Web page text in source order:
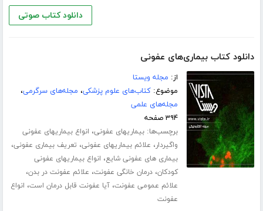
دانلود کتاب صوتی
دانلود کتاب بیماری‌های عفونی
از: مجله ویستا
موضوع:کتاب‌های علوم پزشکی، مجله‌های سرگرمی،
مجله‌های علمی
۳۹۴ صفحه
برچسب‌ها:بیماریهای عفونی، انواع بیماریهای عفونی
واگیردار، علائم بیماریهای عفونی، تعریف بیماری عفونی،
بیماری های عفونی شایع، انواع بیماریهای عفونی
کودکان،درمان خانگی عفونت، علائم عفونت در بدن،
علائم عمومی عفونت،آیا عفونت قابل درمان است، انواع
عفونت